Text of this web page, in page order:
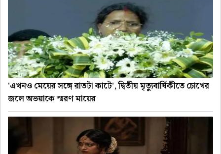
'এখনও মেয়ের সঙ্গে রাতটা কাটে', দ্বিতীয় মৃত্যুবার্ষিকীতে চোখের
জলে অভয়াকে স্মরণ মায়ের